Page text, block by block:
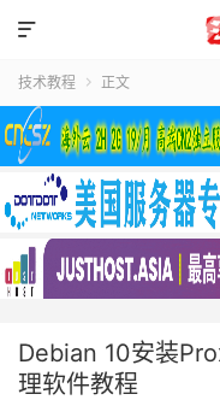

技术教程  正文
Debian 10安装
理软件教程